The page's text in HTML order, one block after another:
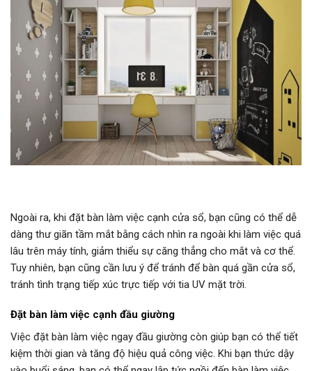
Ngoài ra, khi đặt bàn làm việc cạnh cửa sổ, bạn cũng có thể dễ
dàng thư giãn tầm mắt bằng cách nhìn ra ngoài khi làm việc quá
lâu trên máy tính, giảm thiểu sự căng thẳng cho mắt và cơ thể.
Tuy nhiên, bạn cũng cần lưu ý để tránh để bàn quá gần cửa sổ,
tránh tình trạng tiếp xúc trực tiếp với tia UV mặt trời.
Đặt bàn làm việc cạnh đầu giường
Việc đặt bàn làm việc ngay đầu giường còn giúp bạn có thể tiết
kiệm thời gian và tăng độ hiệu quả công việc. Khi bạn thức dậy